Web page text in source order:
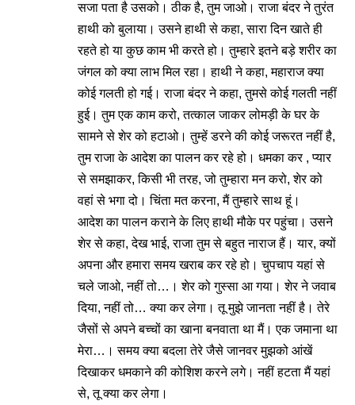
सजा पता है उसको। ठीक है, तुम जाओ। राजा बंदर ने तुरंत
हाथी को बुलाया। उसने हाथी से कहा, सारा दिन खाते ही
रहते हो या कुछ काम भी करते हो। तुम्हारे इतने बड़े शरीर का
जंगल को क्या लाभ मिल रहा। हाथी ने कहा, महाराज क्या
कोई गलती हो गई। राजा बंदर ने कहा, तुमसे कोई गलती नहीं
हुई। तुम एक काम करो, तत्काल जाकर लोमड़ी के घर के
सामने से शेर को हटाओ। तुम्हें डरने की कोई जरूरत नहीं है,
तुम राजा के आदेश का पालन कर रहे हो। धमका कर , प्यार
से समझाकर, किसी भी तरह, जो तुम्हारा मन करो, शेर को
वहां से भगा दो। चिंता मत करना, मैं तुम्हारे साथ हूं।
आदेश का पालन कराने के लिए हाथी मौके पर पहुंचा। उसने
शेर से कहा, देख भाई, राजा तुम से बहुत नाराज हैं। यार, क्यों
अपना और हमारा समय खराब कर रहे हो। चुपचाप यहां से
चले जाओ, नहीं तो…। शेर को गुस्सा आ गया। शेर ने जवाब
दिया, नहीं तो… क्या कर लेगा। तू मुझे जानता नहीं है। तेरे
जैसों से अपने बच्चों का खाना बनवाता था मैं। एक जमाना था
मेरा…। समय क्या बदला तेरे जैसे जानवर मुझको आंखें
दिखाकर धमकाने की कोशिश करने लगे। नहीं हटता मैं यहां
से, तू क्या कर लेगा।